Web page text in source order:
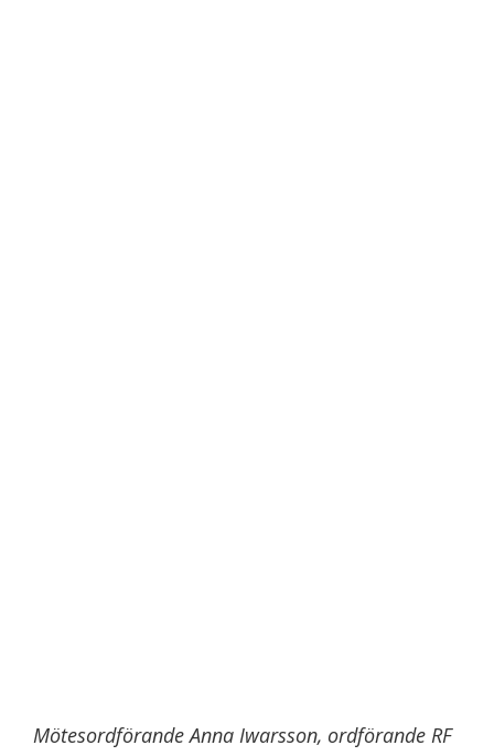
Mötesordförande Anna Iwarsson, ordförande RF